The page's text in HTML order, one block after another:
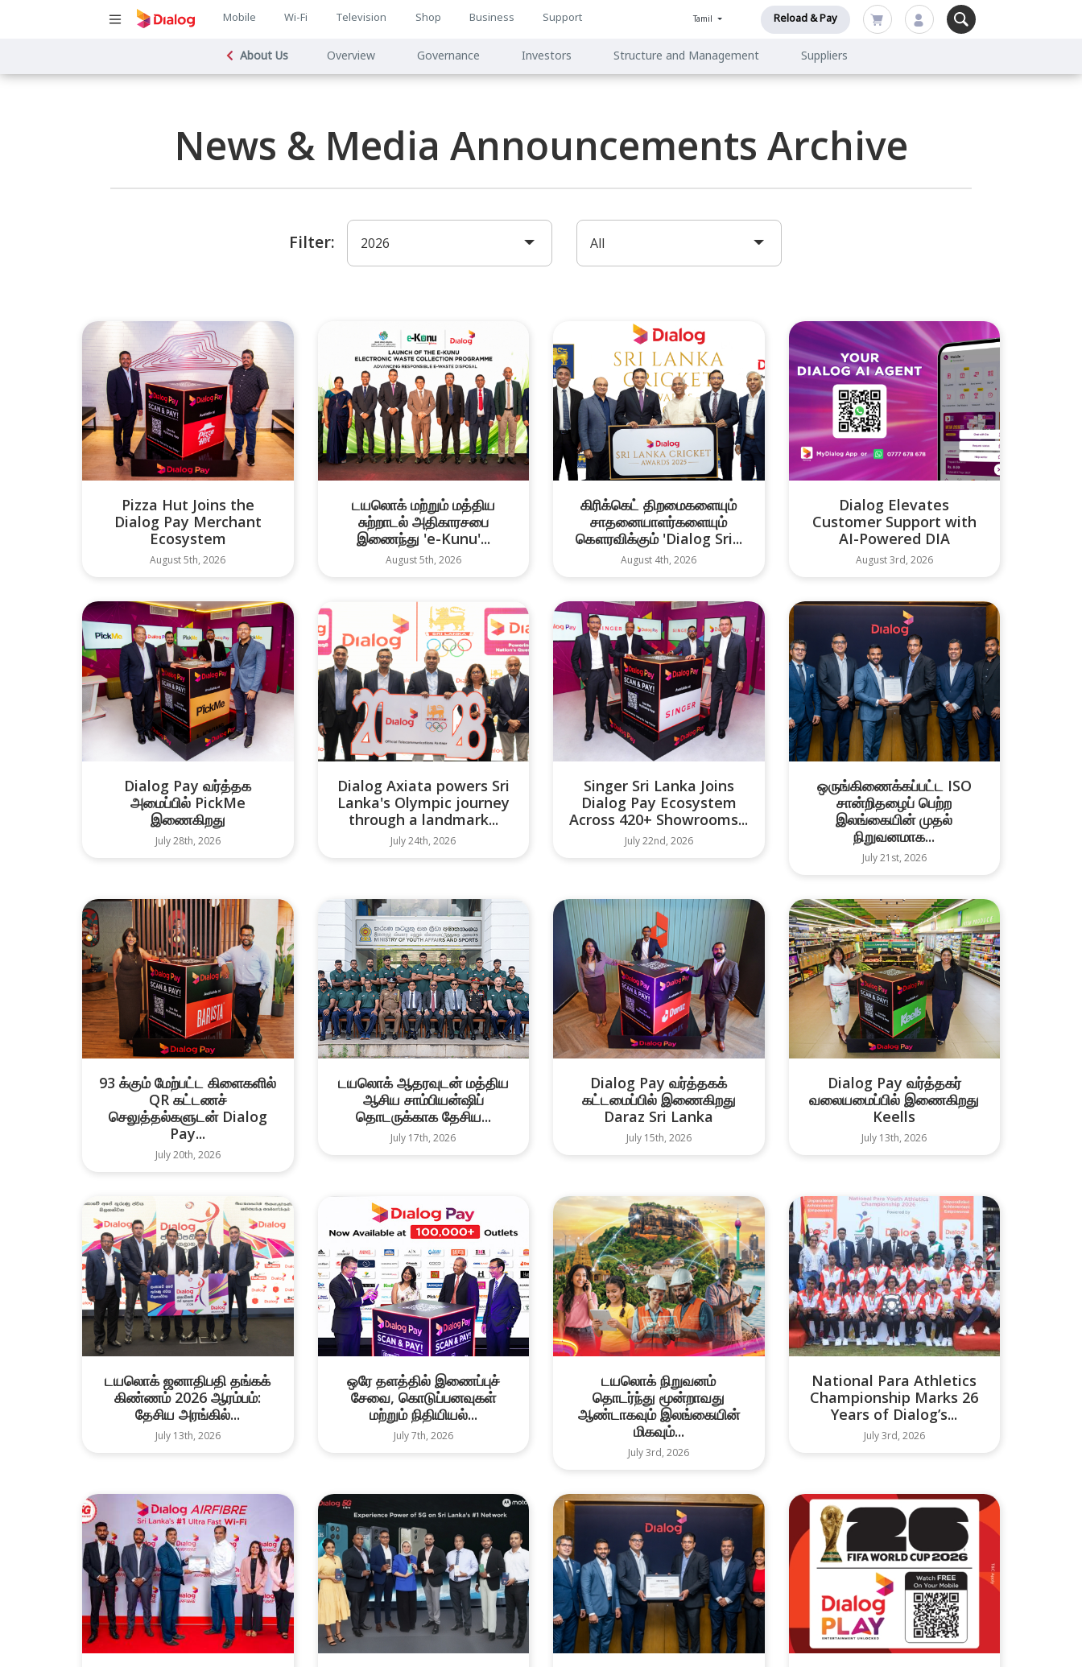
Main
navigation
Mobile Wi-Fi Television Shop Business Support Tamil Reload & Pay
Main
About Us Overview Governance Investors Structure and Management Suppliers
News & Media Announcements Archive
Filter: 2026 All
Pizza Hut Joins the
Dialog Pay Merchant
Ecosystem
August 5th, 2026
டயலொக் மற்றும் மத்திய
சுற்றாடல் அதிகாரசபை
இணைந்து 'e-Kunu'...
August 5th, 2026
கிரிக்கெட் திறமைகளையும்
சாதனையாளர்களையும்
கௌரவிக்கும் 'Dialog Sri...
August 4th, 2026
Dialog Elevates
Customer Support with
AI-Powered DIA
August 3rd, 2026
Dialog Pay வர்த்தக
அமைப்பில் PickMe
இணைகிறது
July 28th, 2026
Dialog Axiata powers Sri
Lanka's Olympic journey
through a landmark...
July 24th, 2026
Singer Sri Lanka Joins
Dialog Pay Ecosystem
Across 420+ Showrooms...
July 22nd, 2026
ஒருங்கிணைக்கப்பட்ட ISO
சான்றிதழைப் பெற்ற
இலங்கையின் முதல்
நிறுவனமாக...
July 21st, 2026
93 க்கும் மேற்பட்ட கிளைகளில்
QR கட்டணச்
செலுத்தல்களுடன் Dialog
Pay...
July 20th, 2026
டயலொக் ஆதரவுடன் மத்திய
ஆசிய சாம்பியன்ஷிப்
தொடருக்காக தேசிய...
July 17th, 2026
Dialog Pay வர்த்தகக்
கட்டமைப்பில் இணைகிறது
Daraz Sri Lanka
July 15th, 2026
Dialog Pay வர்த்தகர்
வலையமைப்பில் இணைகிறது
Keells
July 13th, 2026
டயலொக் ஜனாதிபதி தங்கக்
கிண்ணம் 2026 ஆரம்பம்:
தேசிய அரங்கில்...
July 13th, 2026
ஒரே தளத்தில் இணைப்புச்
சேவை, கொடுப்பனவுகள்
மற்றும் நிதியியல்...
July 7th, 2026
டயலொக் நிறுவனம்
தொடர்ந்து மூன்றாவது
ஆண்டாகவும் இலங்கையின்
மிகவும்...
July 3rd, 2026
National Para Athletics
Championship Marks 26
Years of Dialog’s...
July 3rd, 2026